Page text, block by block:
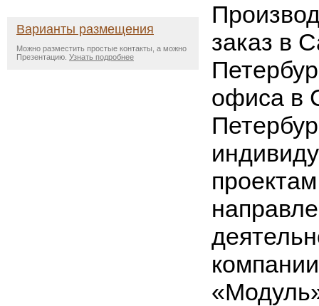
Варианты размещения
Можно разместить простые контакты, а можно
Презентацию. Узнать подробнее
заказ в
офиса в